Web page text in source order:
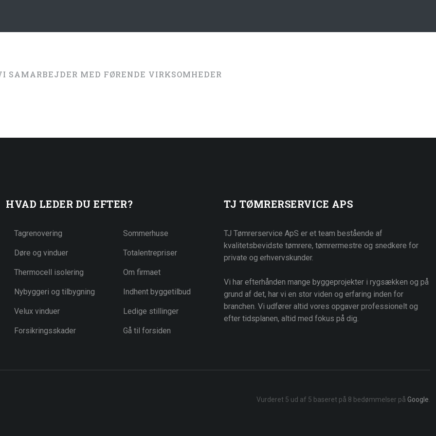
SAMARBEJDER MED FØRENDE VIRKSOMHEDER​
HVAD LEDER DU EFTER?
Tagrenovering
Døre og vinduer
Thermocell isolering
Nybyggeri og tilbygning
Velux vinduer
Forsikringsskader
Sommerhuse​
Totalentrepriser
Om firmaet
Indhent byggetilbud
Ledige stillinger​
Gå til forsiden
TJ TØMRERSERVICE APS
TJ Tømrerservice ApS er et team bestående af
kvalitetsbevidste tømrere, tømrermestre og snedkere for
private og erhvervskunder.
Vi har efterhånden mange byggeprojekter i rygsækken og på
grund af det, har vi en stor viden og erfaring inden for
branchen. Vi udfører altid vores opgaver professionelt og
efter tidsplanen, altid med fokus på dig.
Vurderet 5 ud af 5 baseret på 8 bedømmelser på Google.